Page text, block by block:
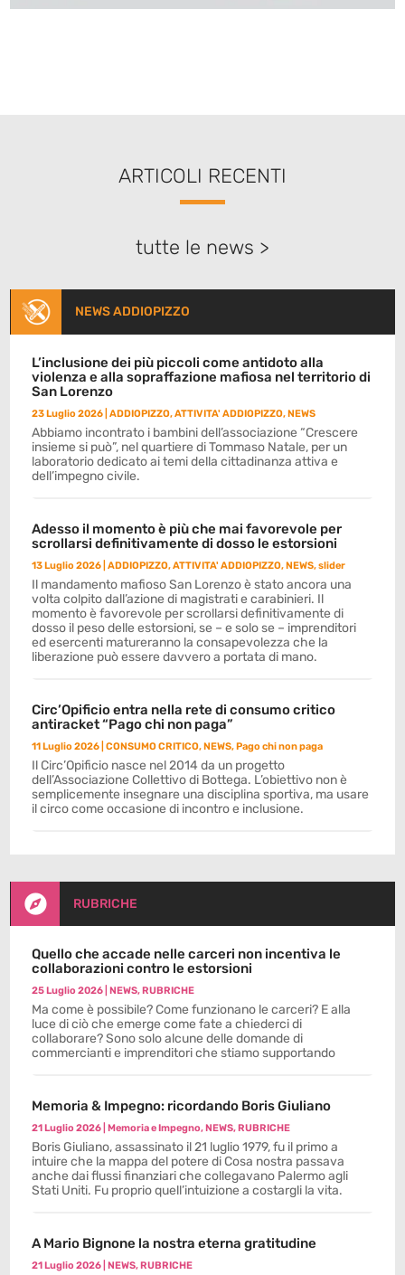
ARTICOLI RECENTI
tutte le news >
NEWS ADDIOPIZZO
L’inclusione dei più piccoli come antidoto alla
violenza e alla sopraffazione mafiosa nel territorio di
San Lorenzo
23 Luglio 2026 |ADDIOPIZZO,ATTIVITA' ADDIOPIZZO,NEWS
Abbiamo incontrato i bambini dell’associazione “Crescere
insieme si può”, nel quartiere di Tommaso Natale, per un
laboratorio dedicato ai temi della cittadinanza attiva e
dell’impegno civile.
Adesso il momento è più che mai favorevole per
scrollarsi definitivamente di dosso le estorsioni
13 Luglio 2026 |ADDIOPIZZO,ATTIVITA' ADDIOPIZZO,NEWS,slider
Il mandamento mafioso San Lorenzo è stato ancora una
volta colpito dall’azione di magistrati e carabinieri. Il
momento è favorevole per scrollarsi definitivamente di
dosso il peso delle estorsioni, se – e solo se – imprenditori
ed esercenti matureranno la consapevolezza che la
liberazione può essere davvero a portata di mano.
Circ’Opificio entra nella rete di consumo critico
antiracket “Pago chi non paga”
11 Luglio 2026 |CONSUMO CRITICO,NEWS,Pago chi non paga
Il Circ’Opificio nasce nel 2014 da un progetto
dell’Associazione Collettivo di Bottega. L’obiettivo non è
semplicemente insegnare una disciplina sportiva, ma usare
il circo come occasione di incontro e inclusione.
 RUBRICHE
Quello che accade nelle carceri non incentiva le
collaborazioni contro le estorsioni
25 Luglio 2026 |NEWS,RUBRICHE
Ma come è possibile? Come funzionano le carceri? E alla
luce di ciò che emerge come fate a chiederci di
collaborare? Sono solo alcune delle domande di
commercianti e imprenditori che stiamo supportando
Memoria & Impegno: ricordando Boris Giuliano
21 Luglio 2026 |Memoria e Impegno,NEWS,RUBRICHE
Boris Giuliano, assassinato il 21 luglio 1979, fu il primo a
intuire che la mappa del potere di Cosa nostra passava
anche dai flussi finanziari che collegavano Palermo agli
Stati Uniti. Fu proprio quell’intuizione a costargli la vita.
A Mario Bignone la nostra eterna gratitudine
21 Luglio 2026 |NEWS,RUBRICHE